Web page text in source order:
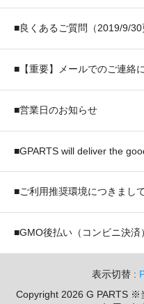
■良くあるご質問（2019/9/30
■【重要】メールでのご連絡
■営業日のお知らせ
■GPARTS will deliver the
■ご利用推奨環境につきまし
■GMO後払い（コンビニ決済
表示切替 :
Copyright 2026 G PARTS ※